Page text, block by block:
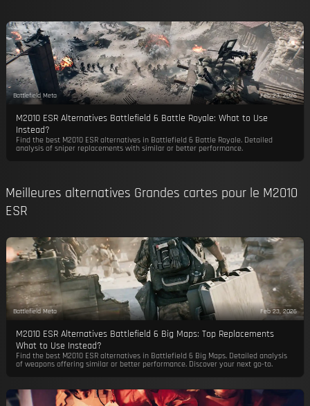
Battlefield Meta Feb 23, 2026
M2010 ESR Alternatives Battlefield 6 Battle Royale: What to Use
Instead?
Find the best M2010 ESR alternatives in Battlefield 6 Battle Royale. Detailed
analysis of sniper replacements with similar or better performance.
Meilleures alternatives Grandes cartes pour le M2010
ESR
Battlefield Meta Feb 23, 2026
M2010 ESR Alternatives Battlefield 6 Big Maps: Top Replacements
What to Use Instead?
Find the best M2010 ESR alternatives in Battlefield 6 Big Maps. Detailed analysis
of weapons offering similar or better performance. Discover your next go-to.